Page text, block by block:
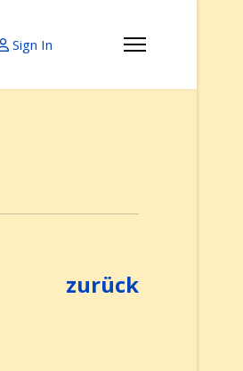
Sign In
zurück